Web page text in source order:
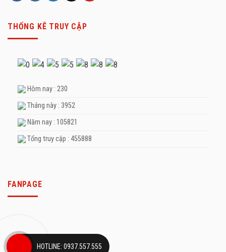
THỐNG KÊ TRUY CẬP
Hôm nay : 230
Tháng này : 3952
Năm nay : 105821
Tổng truy cập : 455888
FANPAGE
HOTLINE: 0937.557.555